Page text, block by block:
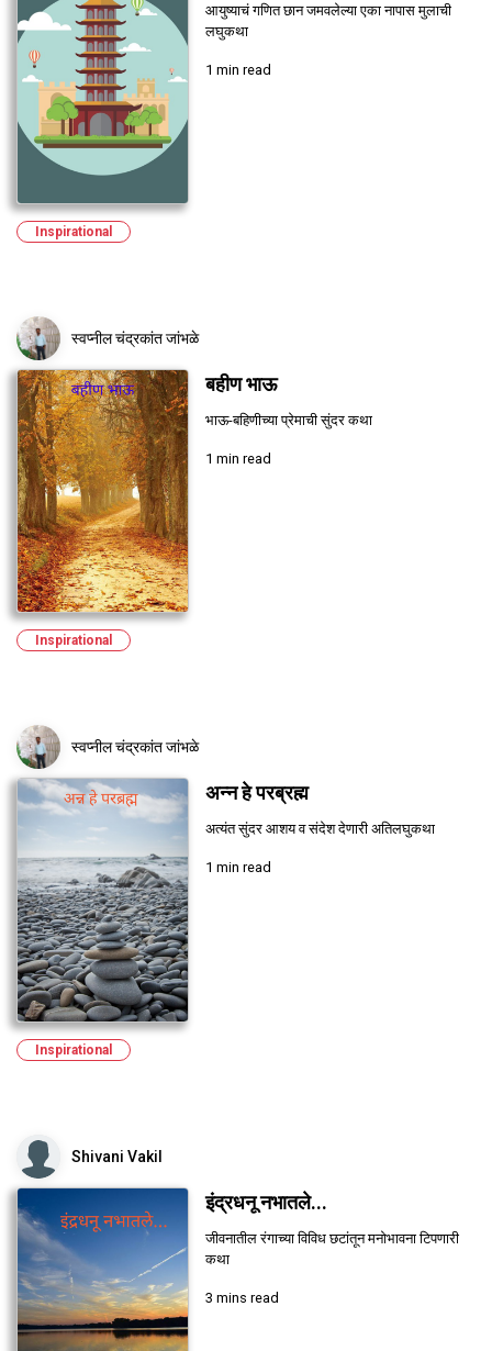
आयुष्याचं गणित छान जमवलेल्या एका नापास मुलाची
लघुकथा
1 min read
Inspirational
स्वप्नील चंद्रकांत जांभळे
बहीण भाऊ
भाऊ-बहिणीच्या प्रेमाची सुंदर कथा
1 min read
Inspirational
स्वप्नील चंद्रकांत जांभळे
अन्न हे परब्रह्म
अत्यंत सुंदर आशय व संदेश देणारी अतिलघुकथा
1 min read
Inspirational
Shivani Vakil
इंद्रधनू नभातले...
जीवनातील रंगाच्या विविध छटांतून मनोभावना टिपणारी
कथा
3 mins read